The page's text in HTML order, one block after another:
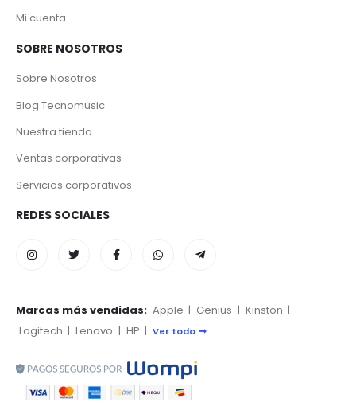
Mi cuenta
SOBRE NOSOTROS
Sobre Nosotros
Blog Tecnomusic
Nuestra tienda
Ventas corporativas
Servicios corporativos
REDES SOCIALES
Marcas más vendidas: Apple | Genius | Kinston |
Logitech | Lenovo | HP | Ver todo